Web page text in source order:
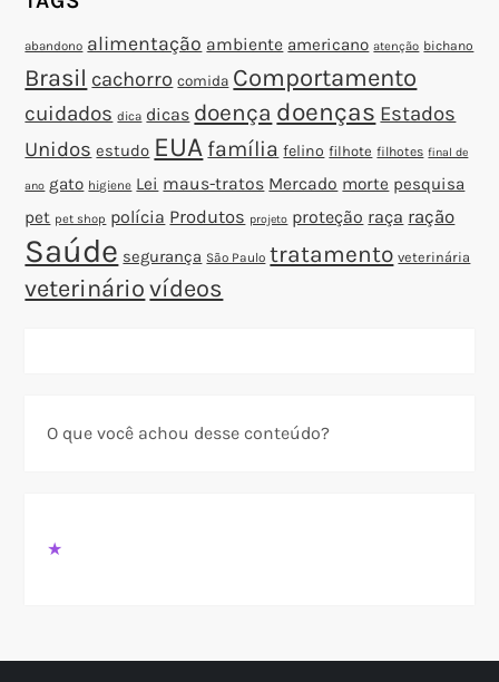
abandono alimentação ambiente americano atenção bichano
Brasil cachorro comida Comportamento
cuidados dica dicas doença doenças Estados
Unidos estudo EUA família felino filhote filhotes final de
ano gato higiene Lei maus-tratos Mercado morte pesquisa
pet pet shop polícia Produtos projeto proteção raça ração
Saúde segurança São Paulo tratamento veterinária
veterinário vídeos
O que você achou desse conteúdo?
★